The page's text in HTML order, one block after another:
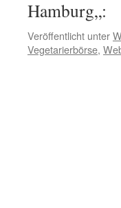
Hamburg„:
Veröffentlicht unter
Vegetarierbörse,